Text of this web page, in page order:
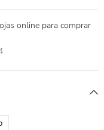
online para comprar